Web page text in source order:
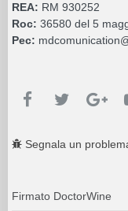
REA: RM 930252
Roc: 36580 del 5
Pec:
Segnala un
Firmato DoctorWine